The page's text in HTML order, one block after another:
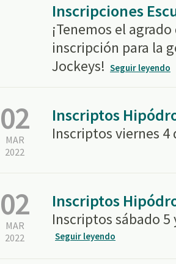
Inscripciones
¡Tenemos el
inscripción para la
Jockeys! Seguir leyendo
02
MAR
2022
Inscriptos
Inscriptos viernes 4
02
MAR
2022
Inscriptos
Inscriptos sábado
Seguir leyendo